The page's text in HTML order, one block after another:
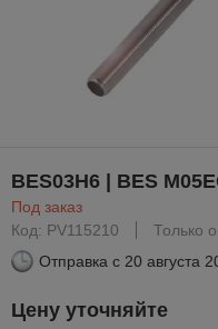
BES03H6 | BES
Под заказ
Код: PV115210
Только
Отправка с 20 августа
Цену уточняйте